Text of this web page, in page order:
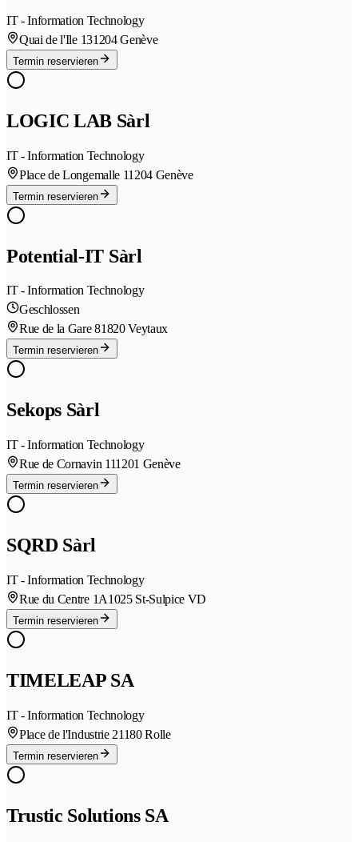
IT - Information Technology
Quai de l'Ile 131204 Genève
Termin reservieren
LOGIC LAB Sàrl
IT - Information Technology
Place de Longemalle 11204 Genève
Termin reservieren
Potential-IT Sàrl
IT - Information Technology
Geschlossen
Rue de la Gare 81820 Veytaux
Termin reservieren
Sekops Sàrl
IT - Information Technology
Rue de Cornavin 111201 Genève
Termin reservieren
SQRD Sàrl
IT - Information Technology
Rue du Centre 1A1025 St-Sulpice VD
Termin reservieren
TIMELEAP SA
IT - Information Technology
Place de l'Industrie 21180 Rolle
Termin reservieren
Trustic Solutions SA